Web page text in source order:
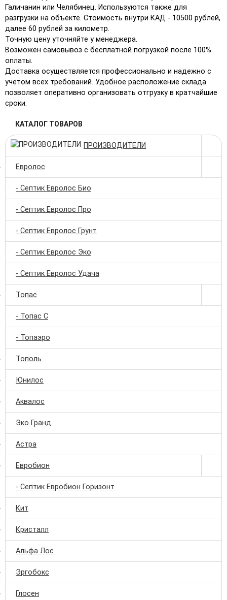
Галичанин или Челябинец. Используются также для
разгрузки на объекте. Стоимость внутри КАД - 10500 рублей,
далее 60 рублей за километр.
Точную цену уточняйте у менеджера.
Возможен самовывоз с бесплатной погрузкой после 100%
оплаты.
Доставка осуществляется профессионально и надежно с
учетом всех требований. Удобное расположение склада
позволяет оперативно организовать отгрузку в кратчайшие
сроки.
КАТАЛОГ ТОВАРОВ
ПРОИЗВОДИТЕЛИ
Евролос
- Септик Евролос Био
- Септик Евролос Про
- Септик Евролос Грунт
- Септик Евролос Эко
- Септик Евролос Удача
Топас
- Топас С
- Топаэро
Тополь
Юнилос
Аквалос
Эко Гранд
Астра
Евробион
- Септик Евробион Горизонт
Кит
Кристалл
Альфа Лос
Эргобокс
Глосен